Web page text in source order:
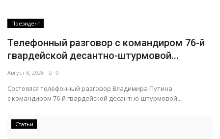
Президент
Телефонный разговор с командиром 76-й
гвардейской десантно-штурмовой...
Август 8, 2026 0
Состоялся телефонный разговор Владимира Путина
с командиром 76-й гвардейской десантно-штурмовой...
Статьи